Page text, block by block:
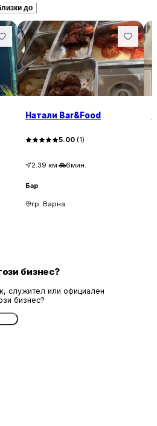
до
Натали Bar&Food
5.00 (1)
2.39 км· 6мин.
Бар
гр. Варна
бизнес?
служител или официален
бизнес?